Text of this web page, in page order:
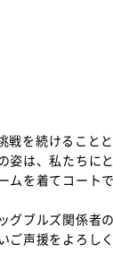
を続けること
は、私たちに
を着てコート
ブルズ関係者
声援をよろし